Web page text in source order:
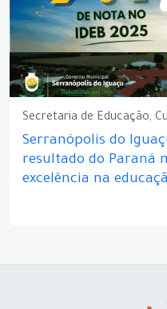
Secretaria de Educação,
Serranópolis do
resultado do Paraná
excelência na